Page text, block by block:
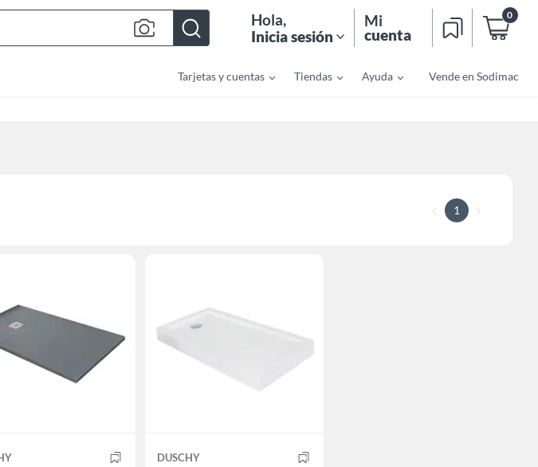
Hola,
Inicia sesión
Mi
cuenta
0
Tarjetas y cuentas Tiendas Ayuda Vende en Sodimac
1
DUSCHY